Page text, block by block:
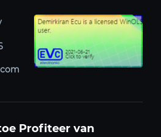
Profiteer van